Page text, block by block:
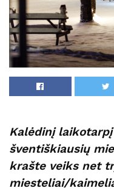
Kalėdinį
šventiškiausių
krašte veiks net
miesteliai/